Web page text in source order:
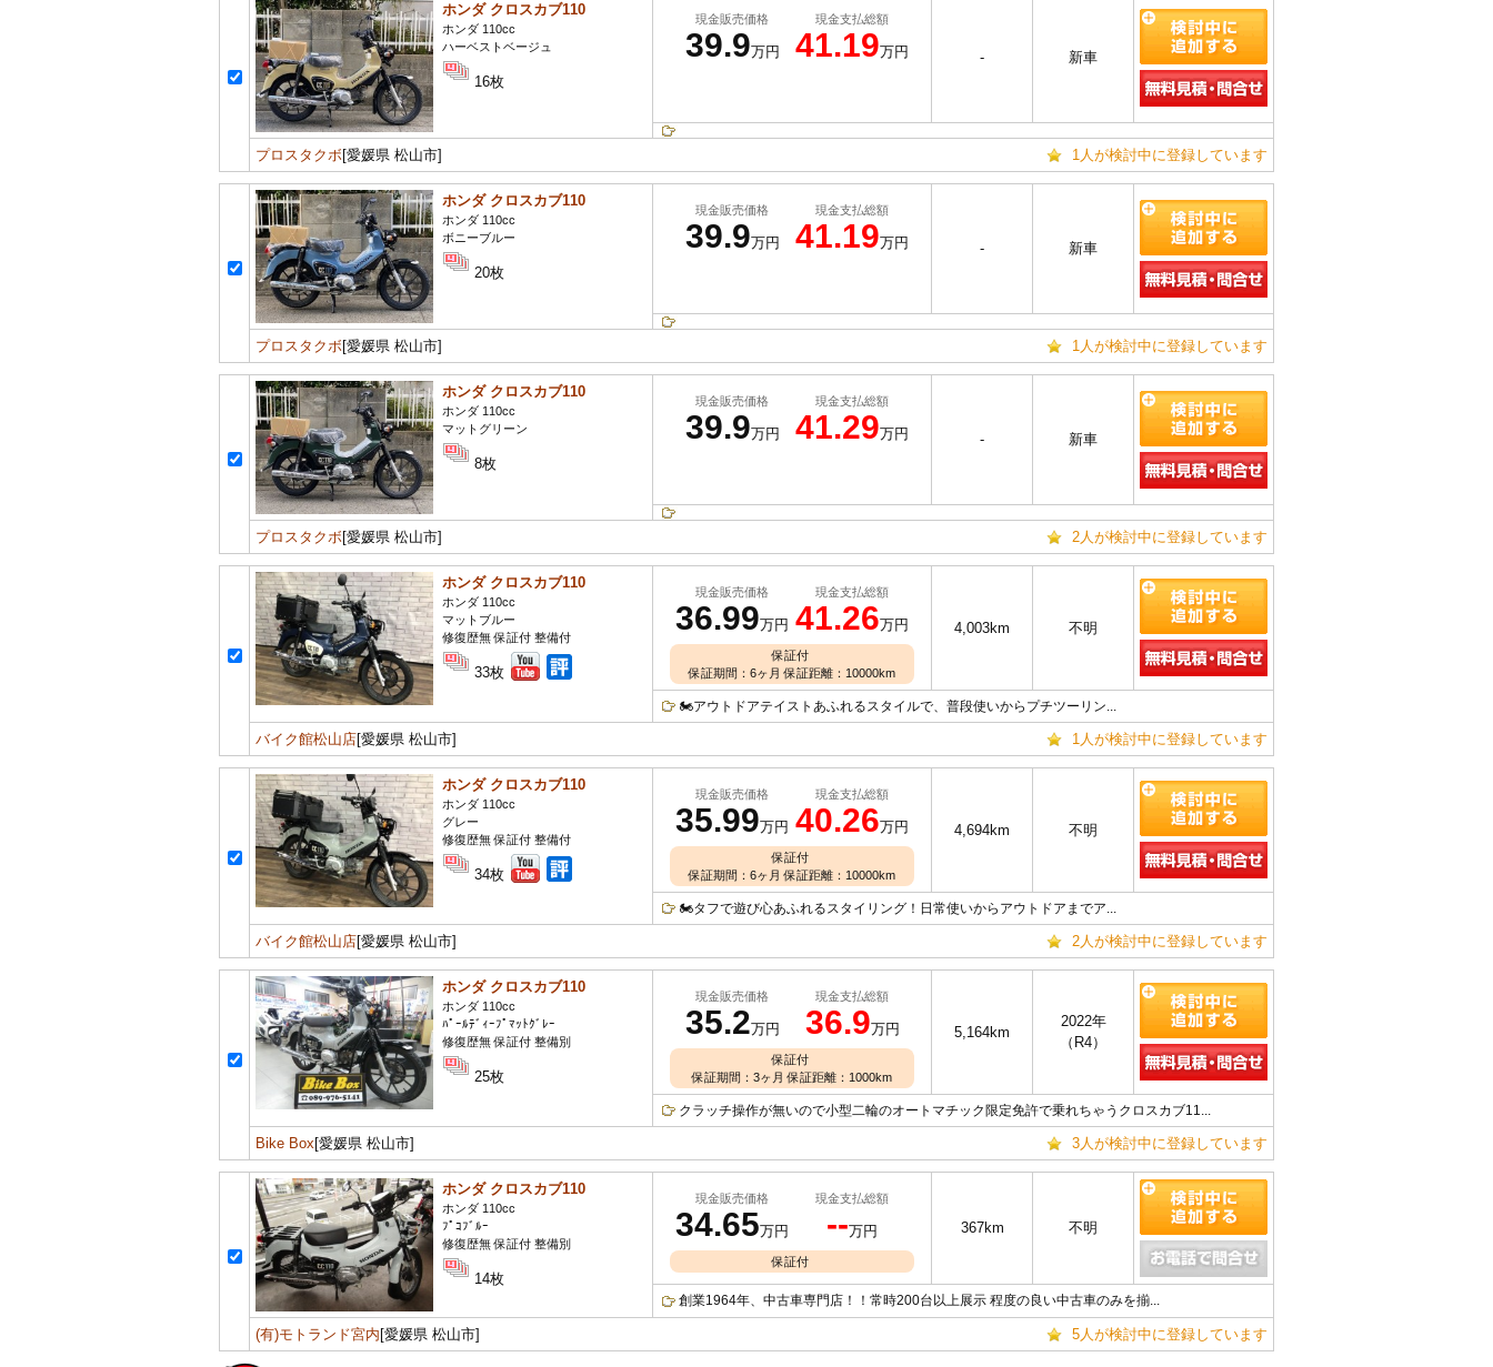
ホンダ クロスカブ110
ホンダ 110cc
ハーベストベージュ
16枚
現金販売価格 現金支払総額
39.9万円 41.19万円 - 新車
プロスタクボ[愛媛県 松山市] 1人が検討中に登録しています
ホンダ クロスカブ110
ホンダ 110cc
ボニーブルー
20枚
現金販売価格 現金支払総額
39.9万円 41.19万円 - 新車
プロスタクボ[愛媛県 松山市] 1人が検討中に登録しています
ホンダ クロスカブ110
ホンダ 110cc
マットグリーン
8枚
現金販売価格 現金支払総額
39.9万円 41.29万円 - 新車
プロスタクボ[愛媛県 松山市] 2人が検討中に登録しています
ホンダ クロスカブ110
ホンダ 110cc
マットブルー
修復歴無 保証付 整備付
33枚
現金販売価格 現金支払総額
36.99万円 41.26万円
保証付
保証期間：6ヶ月 保証距離：10000km
4,003km 不明
🏍アウトドアテイストあふれるスタイルで、普段使いからプチツーリン...
バイク館松山店[愛媛県 松山市] 1人が検討中に登録しています
ホンダ クロスカブ110
ホンダ 110cc
グレー
修復歴無 保証付 整備付
34枚
現金販売価格 現金支払総額
35.99万円 40.26万円
保証付
保証期間：6ヶ月 保証距離：10000km
4,694km 不明
🏍タフで遊び心あふれるスタイリング！日常使いからアウトドアまでア...
バイク館松山店[愛媛県 松山市] 2人が検討中に登録しています
ホンダ クロスカブ110
ホンダ 110cc
ﾊﾟｰﾙﾃﾞｨｰﾌﾟﾏｯﾄｸﾞﾚｰ
修復歴無 保証付 整備別
25枚
現金販売価格 現金支払総額
35.2万円 36.9万円
保証付
保証期間：3ヶ月 保証距離：1000km
5,164km
2022年
（R4）
クラッチ操作が無いので小型二輪のオートマチック限定免許で乗れちゃうクロスカブ11...
Bike Box[愛媛県 松山市] 3人が検討中に登録しています
ホンダ クロスカブ110
ホンダ 110cc
ﾌﾟｺﾌﾞﾙｰ
修復歴無 保証付 整備別
14枚
現金販売価格 現金支払総額
34.65万円 --万円
保証付
367km 不明
創業1964年、中古車専門店！！常時200台以上展示 程度の良い中古車のみを揃...
(有)モトランド宮内 [愛媛県 松山市] 5人が検討中に登録しています